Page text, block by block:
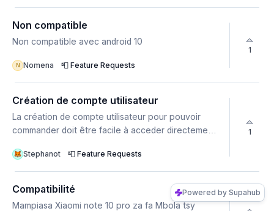
Non compatible
Non compatible avec android 10
N Nomena 📮 Feature Requests
1
Création de compte utilisateur
La création de compte utilisateur pour pouvoir
commander doit être facile à acceder directement
téléphone et il fallait aller dans mon compte et
créer le compte et après revenier dans les choix
des article, et en plus sans avoir creer de compte
la plupart des boutons ne marche pas. Il faut : aller
Stephanot 📮 Feature Requests
1
Compatibilité
Mampiasa Xiaomi note 10 pro za fa Mbola tsy
Powered by Supahub